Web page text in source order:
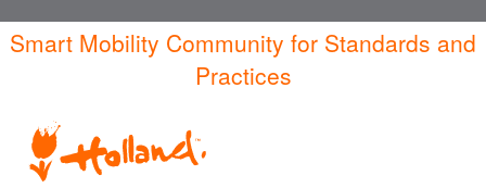
Overslaan
en
inhoud
gaan
Smart Mobility Community for Standards and
Practices